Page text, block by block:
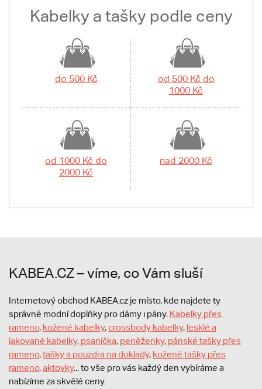
Kabelky a tašky podle ceny
do 500 Kč
od 500 Kč do
1000 Kč
od 1000 Kč do
2000 Kč
nad 2000 Kč
KABEA.CZ – víme, co Vám sluší
Internetový obchod KABEA.cz je místo, kde najdete ty
správné modní doplňky pro dámy i pány. Kabelky přes
rameno, kožené kabelky,crossbody kabelky, lesklé a
lakované kabelky, psaníčka, peněženky, pánské tašky přes
rameno,tašky a pouzdra na doklady, kožené tašky přes
rameno,aktovky... to vše pro vás každý den vybíráme a
nabízíme za skvělé ceny.